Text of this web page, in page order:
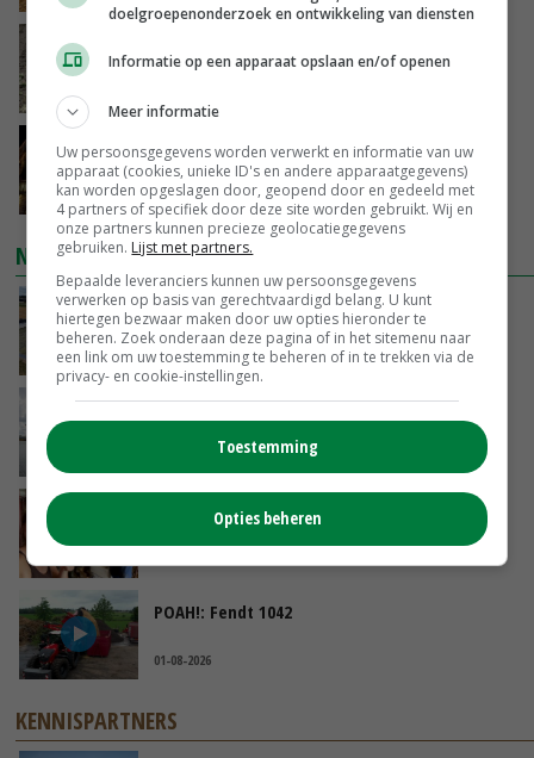
maximaal 20 euro
Spontane boerenacties in Twente en
Apeldoorn zetten de trend
GISTEREN, 14:48
NIEUWSTE VIDEO'S
Droogte veroorzaakt steeds meer problemen:
‘Bassin afgelopen week al leeg’
GISTEREN, 14:06
Koeien van enige drijvende boerderij ter
GISTEREN, 12:00
Danique in Canada: ‘Superveel schik gehad
tijdens stage’
POAH!: Fendt 1042
01-08-2026
KENNISPARTNERS
doelgroepenonderzoek en ontwikkeling van diensten
Informatie op een apparaat opslaan en/of openen
Meer informatie
Uw persoonsgegevens worden verwerkt en informatie van uw
apparaat (cookies, unieke ID's en andere apparaatgegevens)
kan worden opgeslagen door, geopend door en gedeeld met
4 partners of specifiek door deze site worden gebruikt. Wij en
onze partners kunnen precieze geolocatiegegevens
gebruiken. Lijst met partners.
Bepaalde leveranciers kunnen uw persoonsgegevens
verwerken op basis van gerechtvaardigd belang. U kunt
hiertegen bezwaar maken door uw opties hieronder te
beheren. Zoek onderaan deze pagina of in het sitemenu naar
een link om uw toestemming te beheren of in te trekken via de
privacy- en cookie-instellingen.
Toestemming
Opties beheren